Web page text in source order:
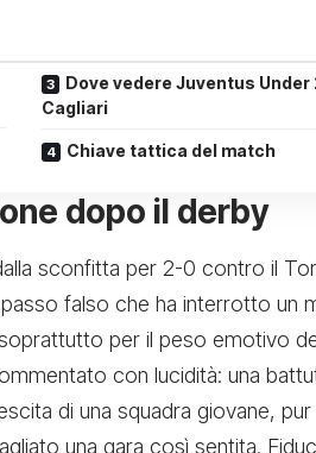
Dove vedere Juventus Under
Cagliari
Chiave tattica del match
dopo il derby
sconfitta per 2-0 contro il
falso che ha interrotto un
per il peso emotivo
con lucidità: una
di una squadra giovane, pur
una gara così sentita.